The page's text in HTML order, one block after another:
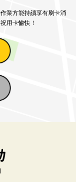
業方能持續享有刷卡消
祝用卡愉快！